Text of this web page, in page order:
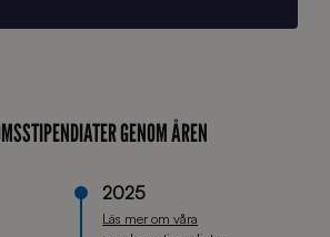
GENOM ÅREN
2025
Läs mer om våra